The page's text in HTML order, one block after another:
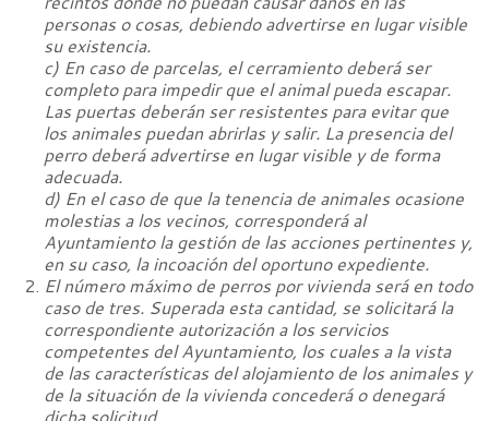
personas o cosas, debiendo advertirse en lugar visible
su existencia.
c) En caso de parcelas, el cerramiento deberá ser
completo para impedir que el animal pueda escapar.
Las puertas deberán ser resistentes para evitar que
los animales puedan abrirlas y salir. La presencia del
perro deberá advertirse en lugar visible y de forma
adecuada.
d) En el caso de que la tenencia de animales ocasione
molestias a los vecinos, corresponderá al
Ayuntamiento la gestión de las acciones pertinentes y,
en su caso, la incoación del oportuno expediente.
El número máximo de perros por vivienda será en todo
caso de tres. Superada esta cantidad, se solicitará la
correspondiente autorización a los servicios
competentes del Ayuntamiento, los cuales a la vista
de las características del alojamiento de los animales y
de la situación de la vivienda concederá o denegará